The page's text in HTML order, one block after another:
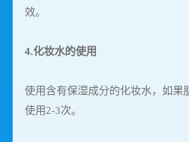
效。
4.化妆水的使用
使用含有保湿成分的化妆水，如果
使用2-3次。